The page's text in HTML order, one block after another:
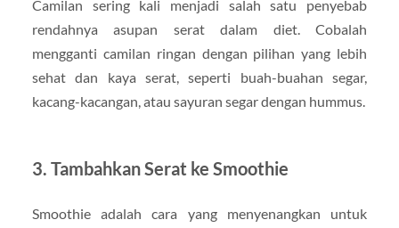
Camilan sering kali menjadi salah satu penyebab
rendahnya asupan serat dalam diet. Cobalah
mengganti camilan ringan dengan pilihan yang lebih
sehat dan kaya serat, seperti buah-buahan segar,
kacang-kacangan, atau sayuran segar dengan hummus.
3. Tambahkan Serat ke Smoothie
Smoothie adalah cara yang menyenangkan untuk